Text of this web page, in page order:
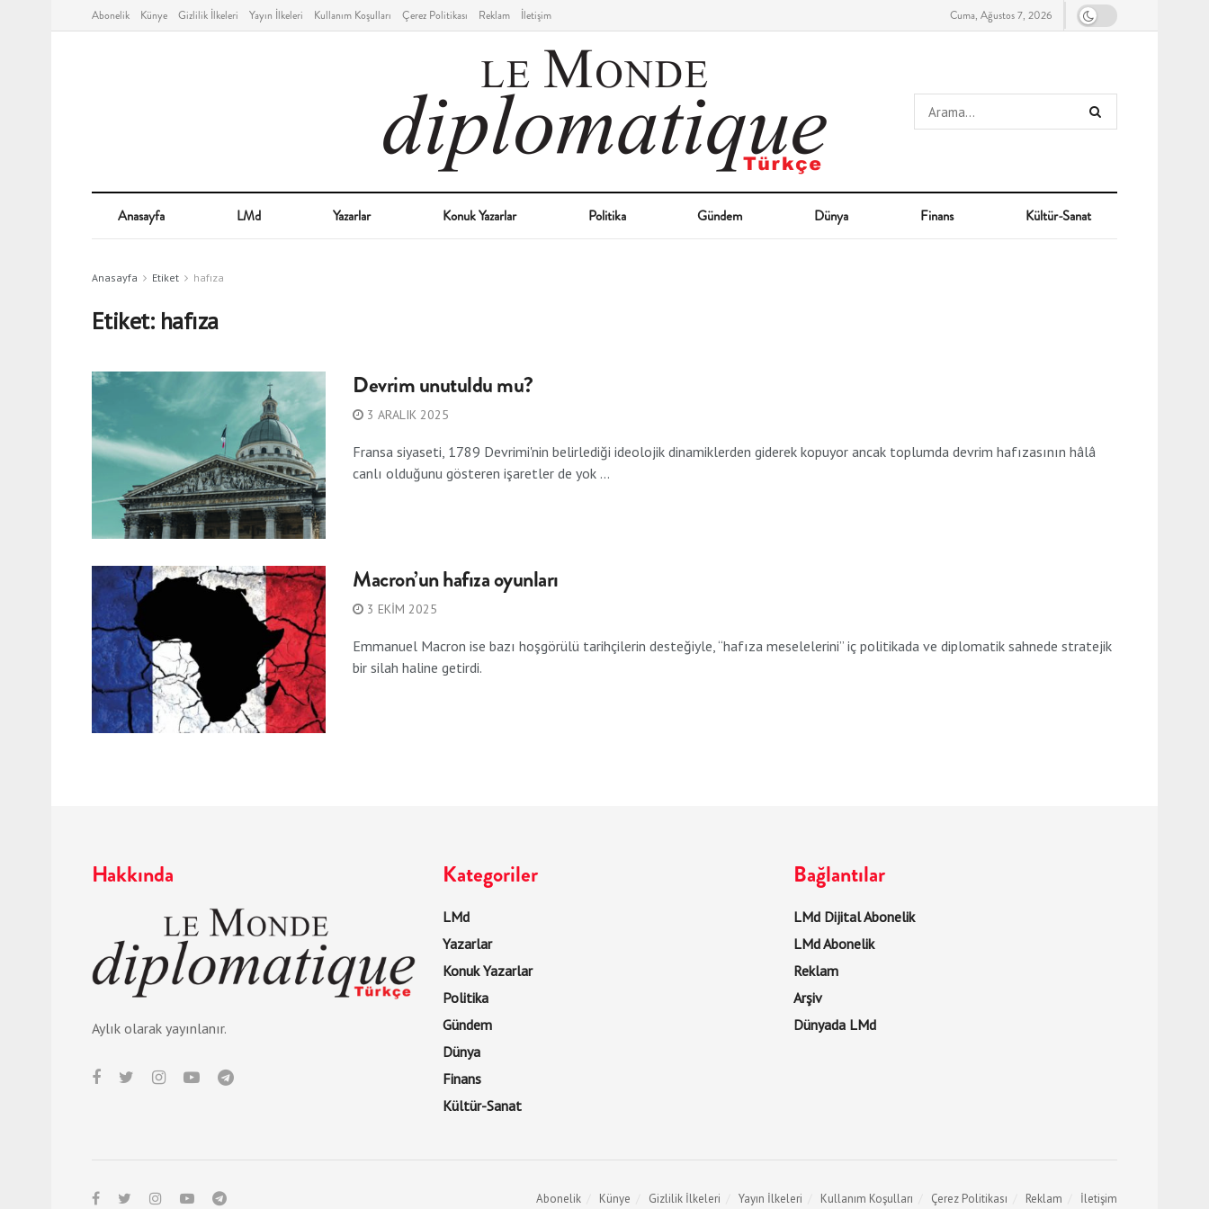
Abonelik Künye Gizlilik İlkeleri Yayın İlkeleri Kullanım Koşulları Çerez Politikası Reklam İletişim Cuma, Ağustos 7, 2026
Anasayfa LMd Yazarlar Konuk Yazarlar Politika Gündem Dünya Finans Kültür-Sanat
Anasayfa Etiket hafıza
Etiket: hafıza
Devrim unutuldu mu?
3 ARALIK 2025
Fransa siyaseti, 1789 Devrimi'nin belirlediği ideolojik dinamiklerden giderek kopuyor ancak toplumda devrim hafızasının hâlâ
canlı olduğunu gösteren işaretler de yok ...
Macron’un hafıza oyunları
3 EKIM 2025
Emmanuel Macron ise bazı hoşgörülü tarihçilerin desteğiyle, “hafıza meselelerini” iç politikada ve diplomatik sahnede stratejik
bir silah haline getirdi.
Hakkında
Aylık olarak yayınlanır.
Kategoriler
LMd
Yazarlar
Konuk Yazarlar
Politika
Gündem
Dünya
Finans
Kültür-Sanat
Bağlantılar
LMd Dijital Abonelik
LMd Abonelik
Reklam
Arşiv
Dünyada LMd
Abonelik Künye Gizlilik İlkeleri Yayın İlkeleri Kullanım Koşulları Çerez Politikası Reklam İletişim